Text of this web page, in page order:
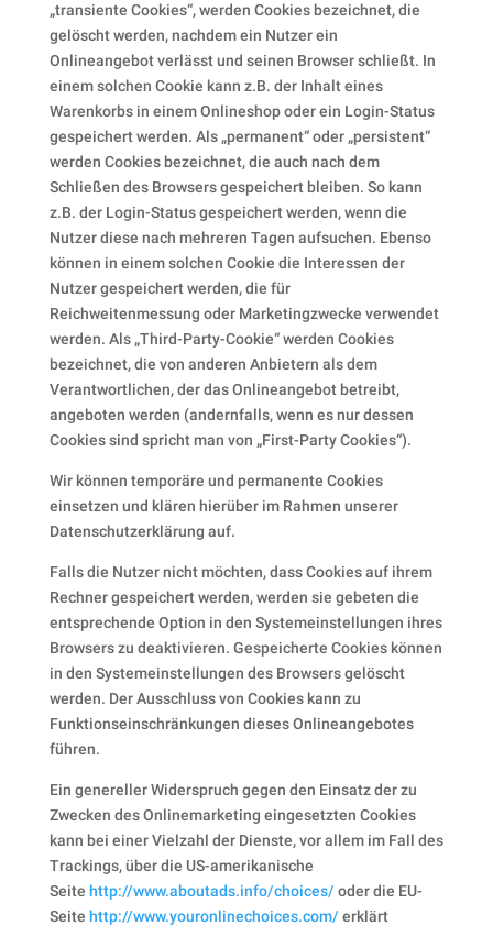
„transiente Cookies“, werden Cookies bezeichnet, die
gelöscht werden, nachdem ein Nutzer ein
Onlineangebot verlässt und seinen Browser schließt. In
einem solchen Cookie kann z.B. der Inhalt eines
Warenkorbs in einem Onlineshop oder ein Login-Status
gespeichert werden. Als „permanent“ oder „persistent“
werden Cookies bezeichnet, die auch nach dem
Schließen des Browsers gespeichert bleiben. So kann
z.B. der Login-Status gespeichert werden, wenn die
Nutzer diese nach mehreren Tagen aufsuchen. Ebenso
können in einem solchen Cookie die Interessen der
Nutzer gespeichert werden, die für
Reichweitenmessung oder Marketingzwecke verwendet
werden. Als „Third-Party-Cookie“ werden Cookies
bezeichnet, die von anderen Anbietern als dem
Verantwortlichen, der das Onlineangebot betreibt,
angeboten werden (andernfalls, wenn es nur dessen
Cookies sind spricht man von „First-Party Cookies“).
Wir können temporäre und permanente Cookies
einsetzen und klären hierüber im Rahmen unserer
Datenschutzerklärung auf.
Falls die Nutzer nicht möchten, dass Cookies auf ihrem
Rechner gespeichert werden, werden sie gebeten die
entsprechende Option in den Systemeinstellungen ihres
Browsers zu deaktivieren. Gespeicherte Cookies können
in den Systemeinstellungen des Browsers gelöscht
werden. Der Ausschluss von Cookies kann zu
Funktionseinschränkungen dieses Onlineangebotes
führen.
Ein genereller Widerspruch gegen den Einsatz der zu
Zwecken des Onlinemarketing eingesetzten Cookies
kann bei einer Vielzahl der Dienste, vor allem im Fall des
Trackings, über die US-amerikanische
Seite http://www.aboutads.info/choices/ oder die EU-
Seite http://www.youronlinechoices.com/ erklärt